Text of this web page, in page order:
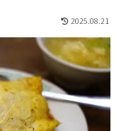
2025.08.21